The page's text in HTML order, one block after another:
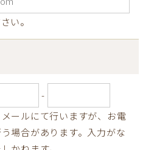
い。
-
ールにて行いますが、お電
場合があります。入力がな